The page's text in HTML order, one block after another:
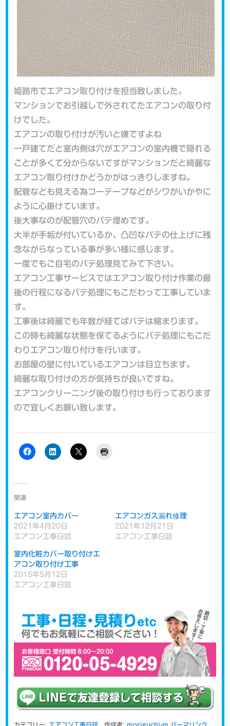
姫路市でエアコン取り付けを担当致しました。
マンションでお引越しで外されてたエアコンの取り付
けでした。
エアコンの取り付けが汚いと嫌ですよね
一戸建てだと室内側は穴がエアコンの室内機で隠れる
ことが多くて分からないですがマンションだと綺麗な
エアコン取り付けかどうかがはっきりしますね。
配管なども見える為コーテープなどがシワがいかやに
ように心掛けています。
後大事なのが配管穴のパテ埋めです。
大半が手垢が付いているか、凸凹なパテの仕上げに残
念ながらなっている事が多い様に感じます。
一度でもご自宅のパテ処理見てみて下さい。
エアコン工事サービスではエアコン取り付け作業の最
後の行程になるパテ処理にもこだわって工事していま
す。
工事後は綺麗でも年数が経てばパテは縮まります。
この時も綺麗な状態を保てるようにパテ処理にもこだ
わりエアコン取り付けを行います。
お部屋の壁に付いているエアコンは目立ちます。
綺麗な取り付けの方が気持ちが良いですね。
エアコンクリーニング後の取り付けも行っております
ので宜しくお願い致します。
関連
エアコン室内カバー
2021年4月20日
エアコン工事日誌
エアコンガス漏れ修理
2021年12月21日
エアコン工事日誌
室内化粧カバー取り付けエ
アコン取り付け工事
2015年5月12日
エアコン工事日誌
カテゴリー: エアコン工事日誌作成者: moriguchi-m パーマリンク